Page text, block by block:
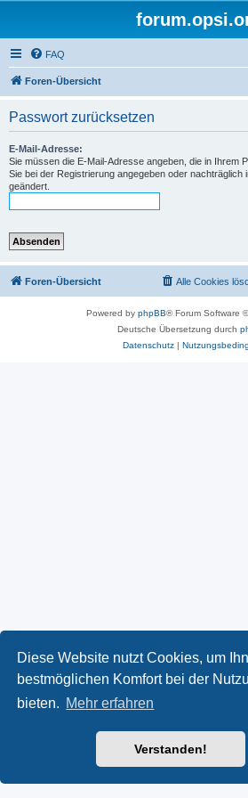
Diese Website nutzt Cookies, um
bestmöglichen Komfort bei der
bieten. Mehr erfahren
Verstanden!
FAQ
Foren-Übersicht
Passwort zurücksetzen
E-Mail-Adresse:
Sie müssen die E-Mail-Adresse angeben, die in Ihrem
Sie bei der Registrierung angegeben oder nachträglich
geändert.
Foren-Übersicht Alle Cookies
Powered by phpBB® Forum Software
Deutsche Übersetzung durch
Datenschutz|